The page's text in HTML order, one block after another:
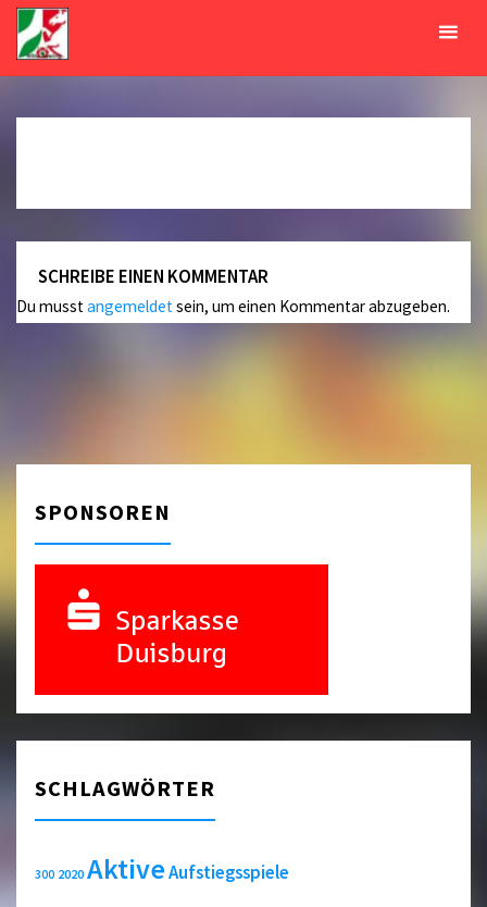
Zum
Inhalt
springenBowlingbahnen
SCHREIBE EINEN KOMMENTAR
Du musstangemeldetsein, um einen Kommentar abzugeben.
SPONSOREN
SCHLAGWÖRTER
300 2020 AktiveAufstiegsspiele